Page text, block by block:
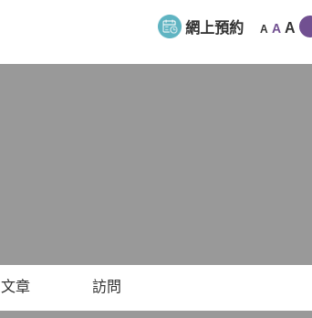
網上預約 A A A
文章 訪問